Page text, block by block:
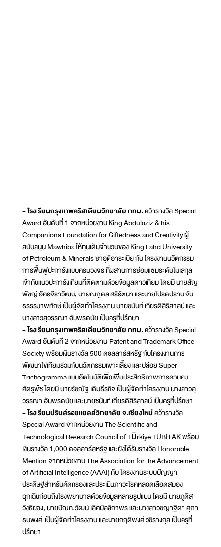
- โรงเรียนกรุงเทพคริสเตียนวิทยาลัย กทม.คว้ารางวัล Special
Award อันดับที่ 1 จากหน่วยงาน King Abdulaziz & his
Companions Foundation for Giftedness and Creativity ผู้
สนับสนุน Mawhiba ให้ทุนเต็มจำนวนของ King Fahd University
of Petroleum & Minerals ซาอุดิอาระเบีย กับ โครงงานนวัตกรรม
การฟื้นฟูปะการังแบบครบวงจร ที่ผสานการซ่อมแซมระดับโมเลกุล
เข้ากับแนวปะการังเทียมที่ติดตามด้วยข้อมูลดาวเทียม โดยมี นายสัญ
พัชญ์ อัครจีราวัฒน์, นายณภูดล ศรีรัตนา และนายโปรดปราน จัน
ธรรรมาพิทักษ์ เป็นผู้จัดทำโครงงาน นายชนันท์ เกียรติสิริสาสน์ และ
นางสาวสุวรรณา อัมพรดนัย เป็นครูที่ปรึกษา
- โรงเรียนกรุงเทพคริสเตียนวิทยาลัย กทม.คว้ารางวัล Special
Award อันดับที่ 2 จากหน่วยงาน Patent and Trademark Office
Society พร้อมเงินรางวัล 500 ดอลลาร์สหรัฐ กับโครงงานการ
พัฒนาไข่เทียมร่วมกับนวัตกรรมเพาะเลี้ยง และปล่อย Super
Trichogramma แบบอัตโนมัติเพื่อเพิ่มประสิทธิภาพการควบคุม
ศัตรูพืช โดยมี นายรัชณัฐ เติมธีรกิจ เป็นผู้จัดทำโครงงาน นางสาวสุ
วรรณา อัมพรดนัย และนายชนันท์ เกียรติสิริสาสน์ เป็นครูที่ปรึกษา
- โรงเรียนปรินส์รอยแยลส์วิทยาลัย จ.เชียงใหม่คว้ารางวัล
Special Award จากหน่วยงาน The Scientific and
Technological Research Council of Türkiye TUBITAK พร้อม
เงินรางวัล 1,000 ดอลลาร์สหรัฐ และยังได้รับรางวัล Honorable
Mention จากหน่วยงาน The Association for the Advancement
of Artificial Intelligence (AAAI) กับ โครงงานระบบปัญญา
ประดิษฐ์สำหรับคัดกรองและประเมินภาวะโรคหลอดเลือดสมอง
ฉุกเฉินก่อนถึงโรงพยาบาลด้วยข้อมูลหลายรูปแบบ โดยมี นายภูดิส
วังธิยอง, นายปัณณวัฒน์ เลิศมัลลิกาพร และนางสาวชญาฐิตา ศุภา
ธนพงศ์ เป็นผู้จัดทำโครงงาน และนายกฤติพงศ์ วชิรางกุล เป็นครูที่
ปรึกษา